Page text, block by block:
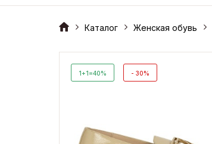
Каталог Женская обувь
1+1=40% - 30%